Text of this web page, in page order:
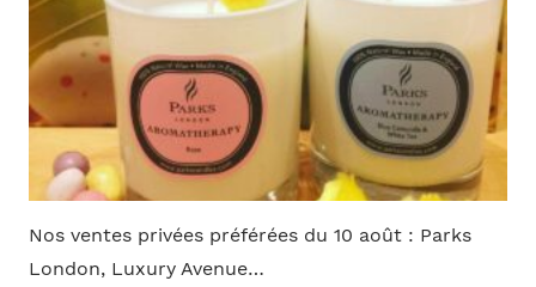
Nos ventes privées préférées du 10 août : Parks
London, Luxury Avenue…